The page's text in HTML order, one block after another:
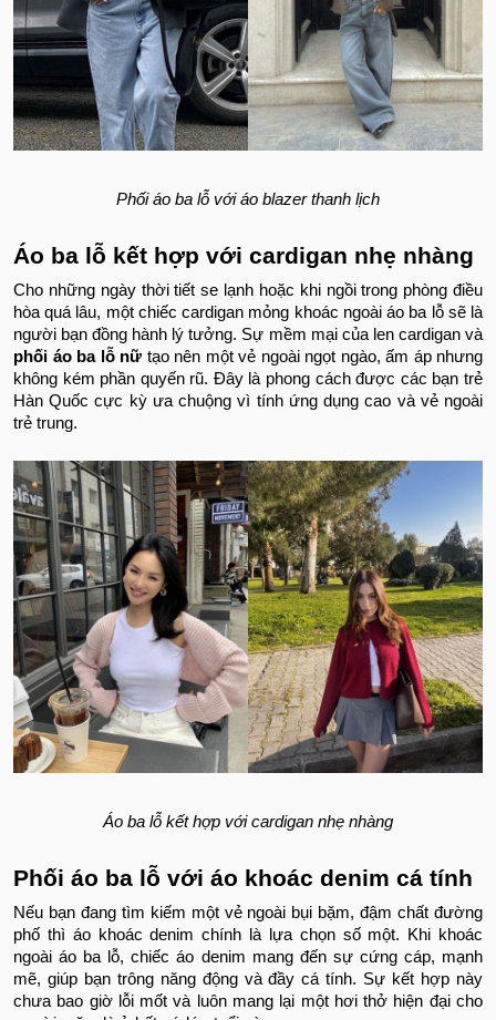
Phối áo ba lỗ với áo blazer thanh lịch
Áo ba lỗ kết hợp với cardigan nhẹ nhàng
Cho những ngày thời tiết se lạnh hoặc khi ngồi trong phòng điều
hòa quá lâu, một chiếc cardigan mỏng khoác ngoài áo ba lỗ sẽ là
người bạn đồng hành lý tưởng. Sự mềm mại của len cardigan và
phối áo ba lỗ nữ tạo nên một vẻ ngoài ngọt ngào, ấm áp nhưng
không kém phần quyến rũ. Đây là phong cách được các bạn trẻ
Hàn Quốc cực kỳ ưa chuộng vì tính ứng dụng cao và vẻ ngoài
trẻ trung.
Áo ba lỗ kết hợp với cardigan nhẹ nhàng
Phối áo ba lỗ với áo khoác denim cá tính
Nếu bạn đang tìm kiếm một vẻ ngoài bụi bặm, đậm chất đường
phố thì áo khoác denim chính là lựa chọn số một. Khi khoác
ngoài áo ba lỗ, chiếc áo denim mang đến sự cứng cáp, mạnh
mẽ, giúp bạn trông năng động và đầy cá tính. Sự kết hợp này
chưa bao giờ lỗi mốt và luôn mang lại một hơi thở hiện đại cho